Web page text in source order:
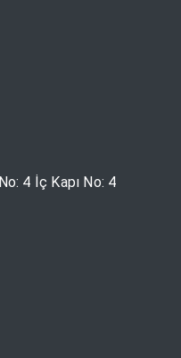
4 İç Kapı No: 4